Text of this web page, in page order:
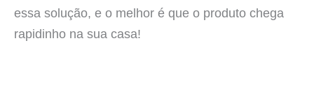
essa solução, e o melhor é que o produto chega
rapidinho na sua casa!